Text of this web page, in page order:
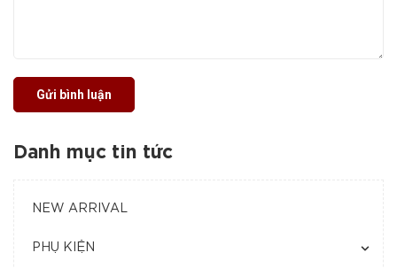
Gửi bình luận
Danh mục tin tức
NEW ARRIVAL
PHỤ KIỆN